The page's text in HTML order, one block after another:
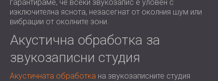
гарантираме, че всеки звукозапис е уловен с
изключителна яснота, незасегнат от околния шум или
вибрации от околните зони.
Акустична обработка за
звукозаписни студия
Акустичната обработка на звукозаписните студия